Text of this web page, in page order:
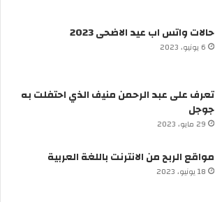
حالات واتس اب عيد الاضحى 2023
6 يونيو، 2023
تعرف على عبد الرحمن منيف الذي احتفلت به
جوجل
29 مايو، 2023
مواقع الربح من الانترنت باللغة العربية
18 يونيو، 2023